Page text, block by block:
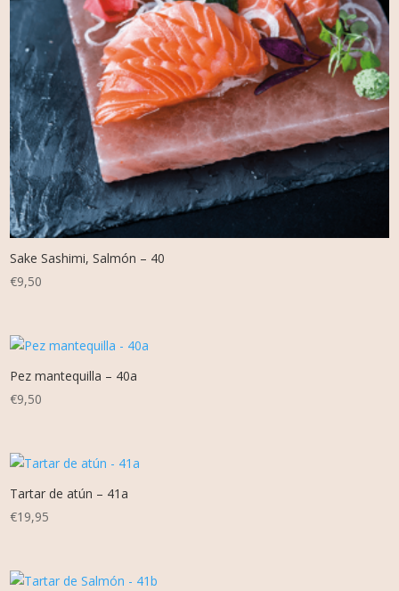
Sake Sashimi, Salmón – 40
€9,50
Pez mantequilla – 40a
€9,50
Tartar de atún – 41a
€19,95